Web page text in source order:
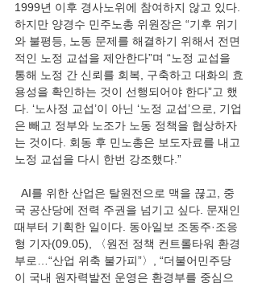
1999년 이후 경사노위에 참여하지 않고 있다.
하지만 양경수 민주노총 위원장은 “기후 위기
와 불평등, 노동 문제를 해결하기 위해서 전면
적인 노정 교섭을 제안한다”며 “노정 교섭을
통해 노정 간 신뢰를 회복, 구축하고 대화의 효
용성을 확인하는 것이 선행되어야 한다”고 했
다. ‘노사정 교섭’이 아닌 ‘노정 교섭’으로, 기업
은 빼고 정부와 노조가 노동 정책을 협상하자
는 것이다. 회동 후 민노총은 보도자료를 내고
노정 교섭을 다시 한번 강조했다.”
AI를 위한 산업은 탈원전으로 맥을 끊고, 중
국 공산당에 전력 주권을 넘기고 싶다. 문재인
때부터 기획한 일이다. 동아일보 조동주·조응
형 기자(09.05), 〈원전 정책 컨트롤타워 환경
부로…“산업 위축 불가피”〉, “더불어민주당
이 국내 원자력발전 운영은 환경부를 중심으